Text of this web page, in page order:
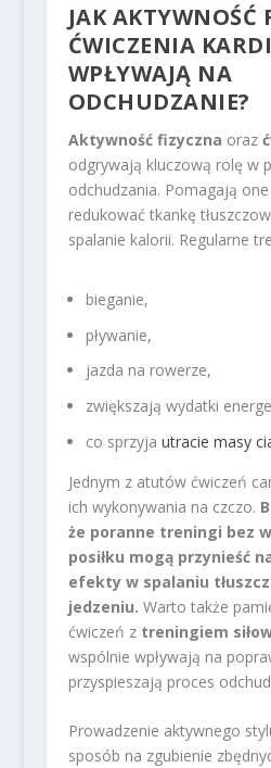
JAK AKTYWNOŚĆ
ĆWICZENIA
WPŁYWAJĄ NA
ODCHUDZANIE?
Aktywność fizyczna oraz
odgrywają kluczową rolę w
odchudzania. Pomagają
redukować tkankę
spalanie kalorii. Regularne
bieganie,
pływanie,
jazda na rowerze,
zwiększają wydatki
co sprzyja utracie masy
Jednym z atutów ćwiczeń
ich wykonywania na czczo.
że poranne treningi bez
posiłku mogą przynieść
efekty w spalaniu
jedzeniu. Warto także
ćwiczeń z treningiem
wspólnie wpływają na
przyspieszają proces
Prowadzenie aktywnego
sposób na zgubienie